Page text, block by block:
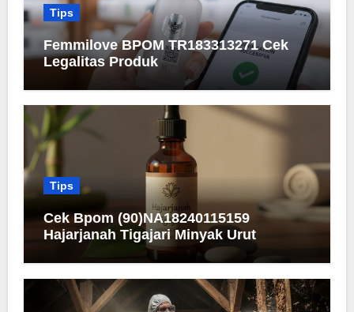
Tips
Femmilove BPOM TR183313271 Cek
Legalitas Produk
Tips
Cek Bpom (90)NA18240115159
Hajarjanah Tigajari Minyak Urut